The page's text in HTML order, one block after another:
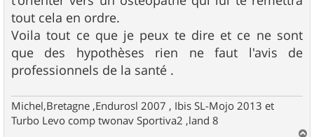
tout cela en ordre.
Voila tout ce que je peux te dire et ce ne sont
que des hypothèses rien ne faut l'avis de
professionnels de la santé .
Michel,Bretagne ,Endurosl 2007 , Ibis SL-Mojo 2013 et
Turbo Levo comp twonav Sportiva2 ,land 8